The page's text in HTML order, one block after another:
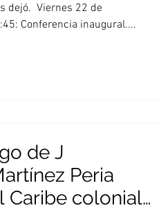
dejó. ​ Viernes 22 de
a 09:45: Conferencia inaugural....
de J
Peria
Caribe colonial